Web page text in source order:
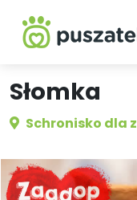
Słomka
Schronisko dla